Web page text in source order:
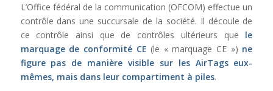
L’Office fédéral de la communication (OFCOM) effectue un
contrôle dans une succursale de la société. Il découle de
ce contrôle ainsi que de contrôles ultérieurs que le
marquage de conformité CE (le « marquage CE ») ne
figure pas de manière visible sur les AirTags eux-
mêmes, mais dans leur compartiment à piles.